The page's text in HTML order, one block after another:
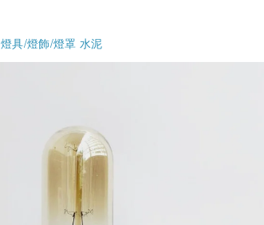
燈具/燈飾/燈罩 水泥